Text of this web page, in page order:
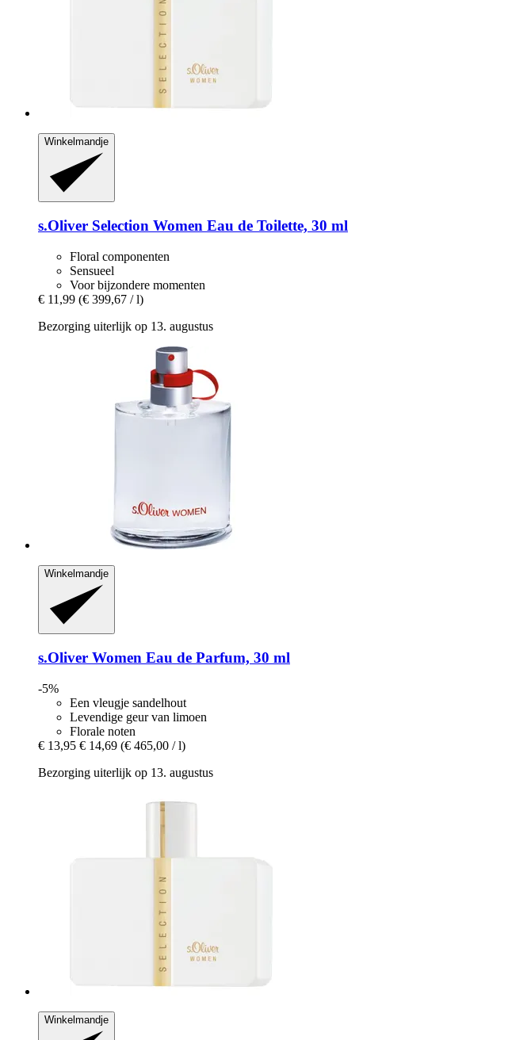
Winkelmandje
s.Oliver Selection Women Eau de Toilette, 30 ml
Floral componenten
Sensueel
Voor bijzondere momenten
€ 11,99 (€ 399,67 / l)
Bezorging uiterlijk op 13. augustus
Winkelmandje
s.Oliver Women Eau de Parfum, 30 ml
-5%
Een vleugje sandelhout
Levendige geur van limoen
Florale noten
€ 13,95 € 14,69 (€ 465,00 / l)
Bezorging uiterlijk op 13. augustus
Winkelmandje